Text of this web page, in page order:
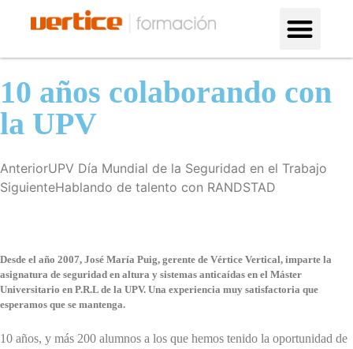
10 años colaborando con
la UPV
AnteriorUPV Día Mundial de la Seguridad en el Trabajo
SiguienteHablando de talento con RANDSTAD
Desde el año 2007, José María Puig, gerente de Vértice Vertical, imparte la
asignatura de seguridad en altura y sistemas anticaídas en el Máster
Universitario en P.R.L de la UPV. Una experiencia muy satisfactoria que
esperamos que se mantenga.
10 años, y más 200 alumnos a los que hemos tenido la oportunidad de